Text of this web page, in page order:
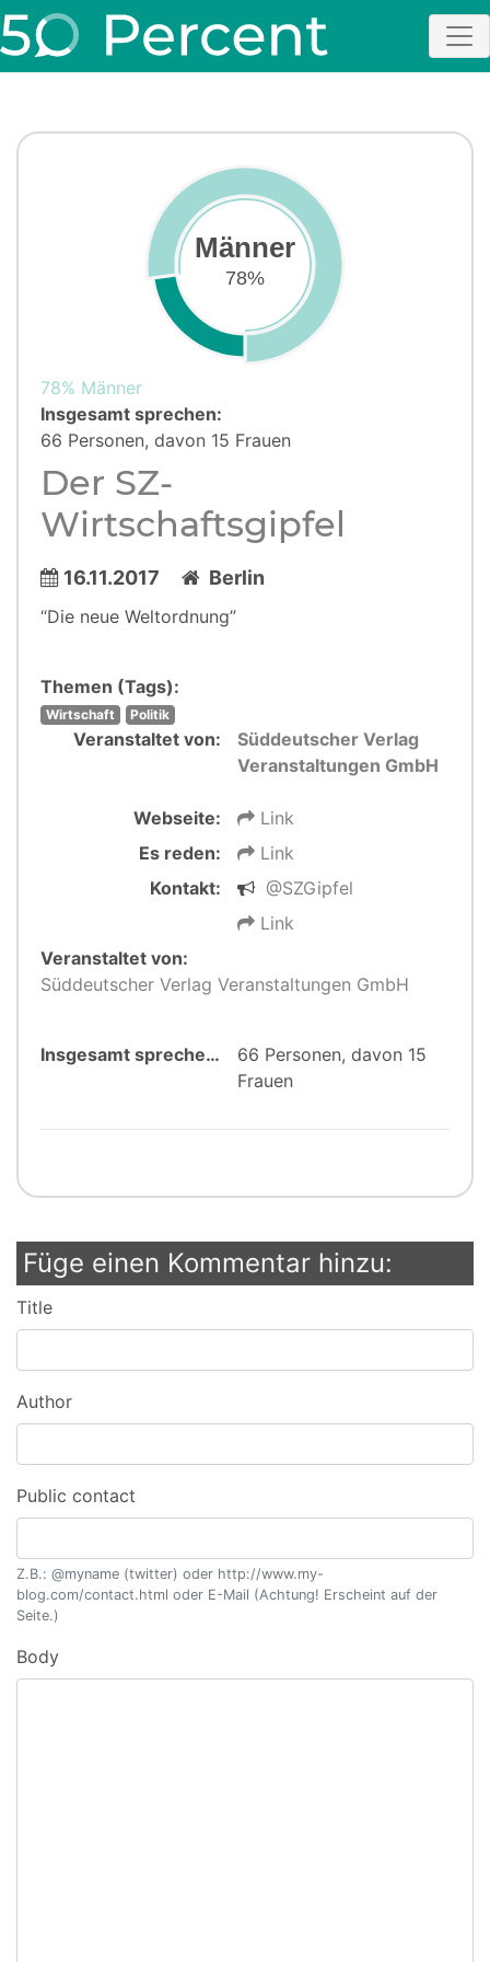
Männer
78%
78% Männer
Insgesamt sprechen:
66 Personen, davon 15 Frauen
Der SZ-
Wirtschaftsgipfel
16.11.2017 Berlin
“Die neue Weltordnung”
Themen (Tags):
Wirtschaft Politik
Veranstaltet von:
Süddeutscher Verlag
Veranstaltungen GmbH
Webseite:
Link
Es reden:
Link
Kontakt:
@SZGipfel
Link
Veranstaltet von:
Süddeutscher Verlag Veranstaltungen GmbH
Insgesamt sprechen:
66 Personen, davon 15
Frauen
Füge einen Kommentar hinzu:
Title
Author
Public contact
Z.B.: @myname (twitter) oder http://www.my-
blog.com/contact.html oder E-Mail (Achtung! Erscheint auf der
Seite.)
Body